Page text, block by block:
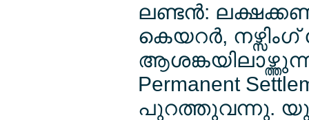
ലണ്ടന്‍:
കെയറര്‍,
Permanent
പുറത്തുവന്നു.